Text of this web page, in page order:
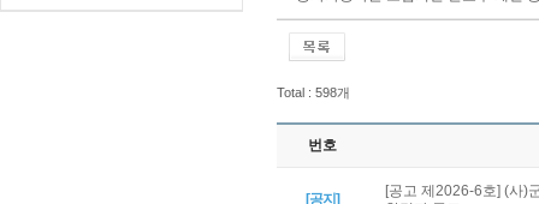
Total : 598개
번호
[공지]
[공고 제2026-6호] (사)